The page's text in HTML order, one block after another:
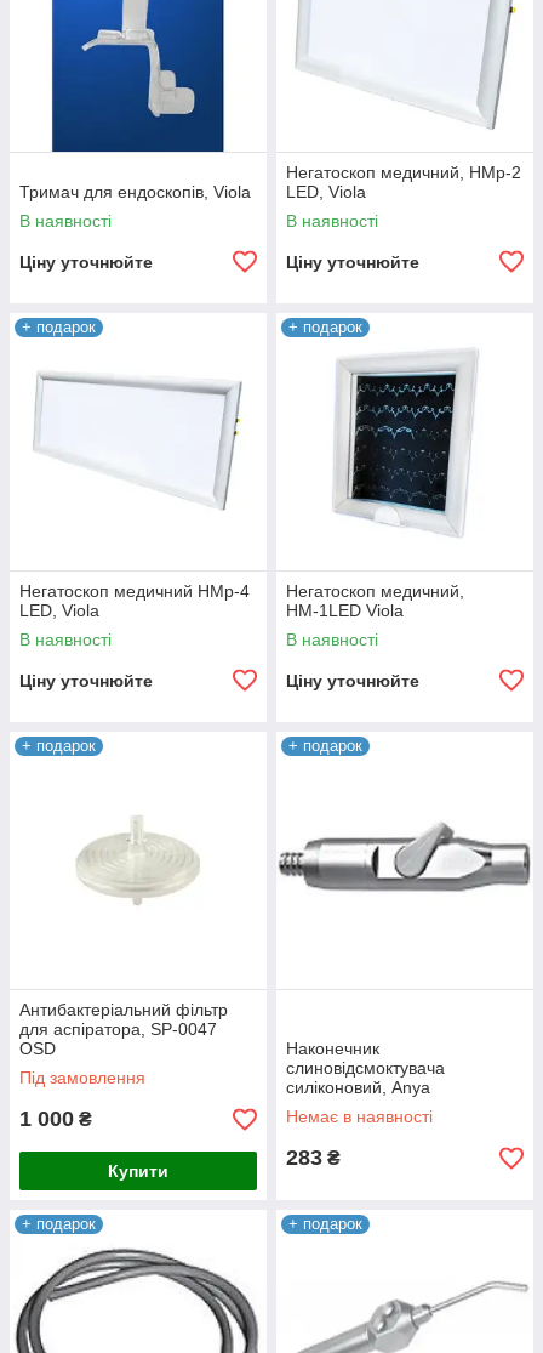
Тримач для ендоскопів, Viola
В наявності
Ціну уточнюйте
Негатоскоп медичний, НМр-2
LED, Viola
В наявності
Ціну уточнюйте
+ подарок
Негатоскоп медичний НМр-4
LED, Viola
В наявності
Ціну уточнюйте
+ подарок
Негатоскоп медичний,
НМ-1LED Viola
В наявності
Ціну уточнюйте
+ подарок
Антибактеріальний фільтр
для аспіратора, SP-0047
OSD
Під замовлення
1 000 ₴
Купити
+ подарок
Наконечник
слиновідсмоктувача
силіконовий, Anya
Немає в наявності
283 ₴
+ подарок + подарок